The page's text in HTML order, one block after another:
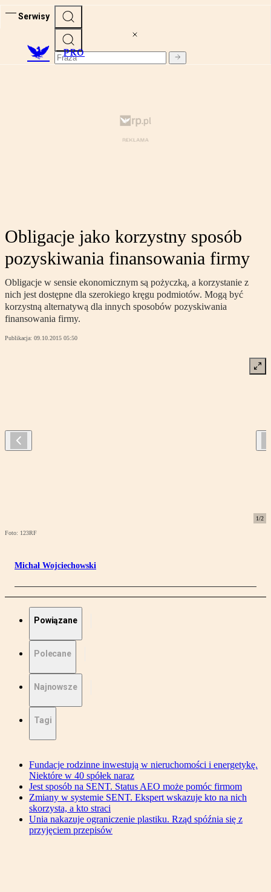
Serwisy
PRO
Obligacje jako korzystny sposób
pozyskiwania finansowania firmy
Obligacje w sensie ekonomicznym są pożyczką, a korzystanie z
nich jest dostępne dla szerokiego kręgu podmiotów. Mogą być
korzystną alternatywą dla innych sposobów pozyskiwania
finansowania firmy.
Publikacja: 09.10.2015 05:50
1/2
Foto: 123RF
Michał Wojciechowski
Powiązane
Polecane
Najnowsze
Tagi
Fundacje rodzinne inwestują w nieruchomości i energetykę.
Niektóre w 40 spółek naraz
Jest sposób na SENT. Status AEO może pomóc firmom
Zmiany w systemie SENT. Ekspert wskazuje kto na nich
skorzysta, a kto straci
Unia nakazuje ograniczenie plastiku. Rząd spóźnia się z
przyjęciem przepisów